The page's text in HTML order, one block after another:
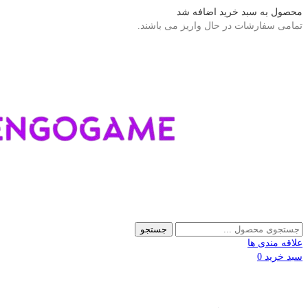
محصول به سبد خرید اضافه شد
تمامی سفارشات در حال واریز می باشند.
جستجو
علاقه مندی ها
سبد خرید 0